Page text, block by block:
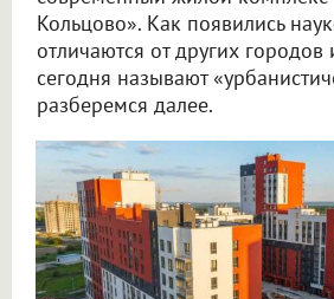
Кольцово». Как появились
отличаются от других
сегодня называют
разберемся далее.